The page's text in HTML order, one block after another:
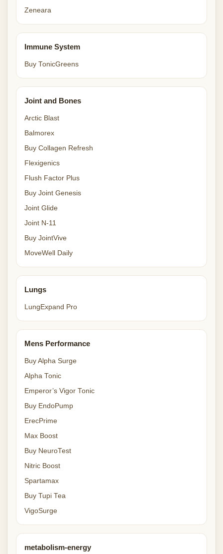
Zeneara
Immune System
Buy TonicGreens
Joint and Bones
Arctic Blast
Balmorex
Buy Collagen Refresh
Flexigenics
Flush Factor Plus
Buy Joint Genesis
Joint Glide
Joint N-11
Buy JointVive
MoveWell Daily
Lungs
LungExpand Pro
Mens Performance
Buy Alpha Surge
Alpha Tonic
Emperor’s Vigor Tonic
Buy EndoPump
ErecPrime
Max Boost
Buy NeuroTest
Nitric Boost
Spartamax
Buy Tupi Tea
VigoSurge
metabolism-energy